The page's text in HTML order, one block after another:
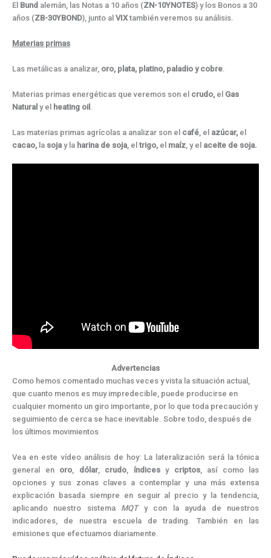
El Bund alemán, las Notas a 10 años (ZN-10YNOTES) y los Bonos a 30
años (ZB-30YBOND), junto al VIXtambién veremos su análisis.
Materias primas
Las metálicas a analizar, oro, plata, platino, paladio y cobre
Materias primas energéticas que veremos son el crudo, el Gas
Natural y el heating oil
Las materias primas agrícolas a analizar son el café , el azúcar, el
cacao, la soja y la harina de soja , el trigo, el maíz , y el aceite de soja.
Advertencias
Como hemos comentado muchas veces y vista la situación actual,
que cuanto menos es muy impredecible, puede producirse en
cualquier momento un giro importante, por lo que toda precaución y
seguimiento de cerca se hace inevitable. Sobre todo, después de
los últimos movimientos
Vea en este vídeo análisis de hoy: La lateralización será la tónica
general en oro dólar, crudo índicesy criptos, así como las
opciones y sus zonas claves a contemplar y una más extensa
explicación basada siempre en seguir al precio y la tendencia,
aplicando nuestro sistema MQTy con la ayuda de nuestros
indicadores, de nuestra escuela de trading. También en las
emisiones que efectuamos diariamente.